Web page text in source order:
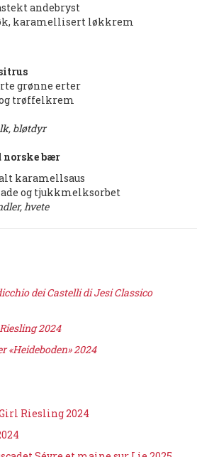
andebryst
karamellisert løkkrem
grønne erter
trøffelkrem
bløtdyr
norske bær
karamellsaus
og tjukkmelksorbet
hvete
dei Castelli di Jesi Classico
2024
2024
Riesling 2024